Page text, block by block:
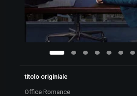
titolo originiale
Office Romance